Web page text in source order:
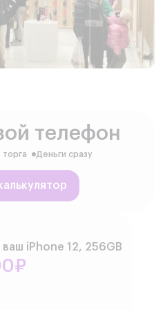
телефон
торга Деньги сразу
ваш iPhone 12, 256GB